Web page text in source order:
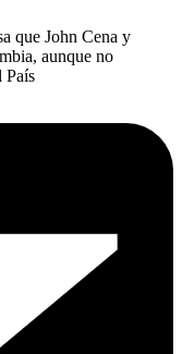
que John Cena y
aunque no
País